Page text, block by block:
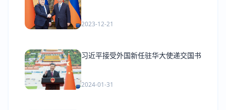
2023-12-21
习近平接受外国新任驻华大使递交国书
2024-01-31